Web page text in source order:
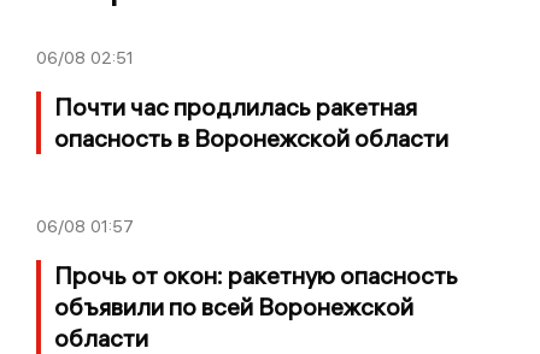
06/08 02:51
Почти час продлилась ракетная
опасность в Воронежской области
06/08 01:57
Прочь от окон: ракетную опасность
объявили по всей Воронежской
области